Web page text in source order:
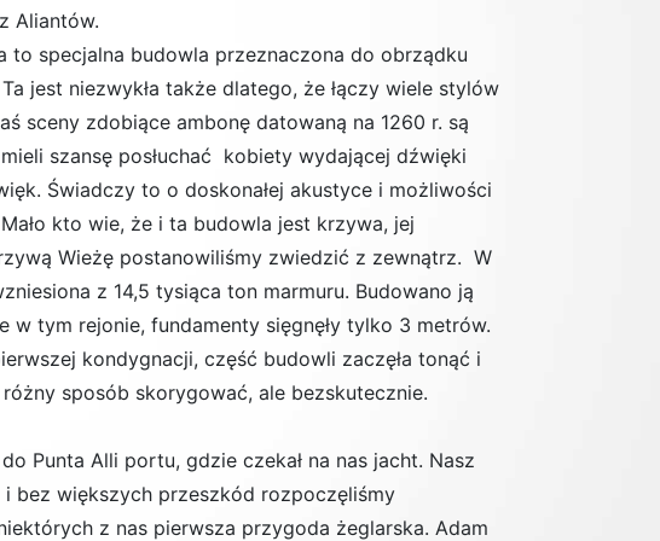
Aliantów.
to specjalna budowla przeznaczona do obrządku
jest niezwykła także dlatego, że łączy wiele stylów
sceny zdobiące ambonę datowaną na 1260 r. są
szansę posłuchać kobiety wydającej dźwięki
Świadczy to o doskonałej akustyce i możliwości
kto wie, że i ta budowla jest krzywa, jej
Wieżę postanowiliśmy zwiedzić z zewnątrz. W
z 14,5 tysiąca ton marmuru. Budowano ją
tym rejonie, fundamenty sięgnęły tylko 3 metrów.
kondygnacji, część budowli zaczęła tonąć i
sposób skorygować, ale bezskutecznie.
Punta Alli portu, gdzie czekał na nas jacht. Nasz
bez większych przeszkód rozpoczęliśmy
z nas pierwsza przygoda żeglarska. Adam